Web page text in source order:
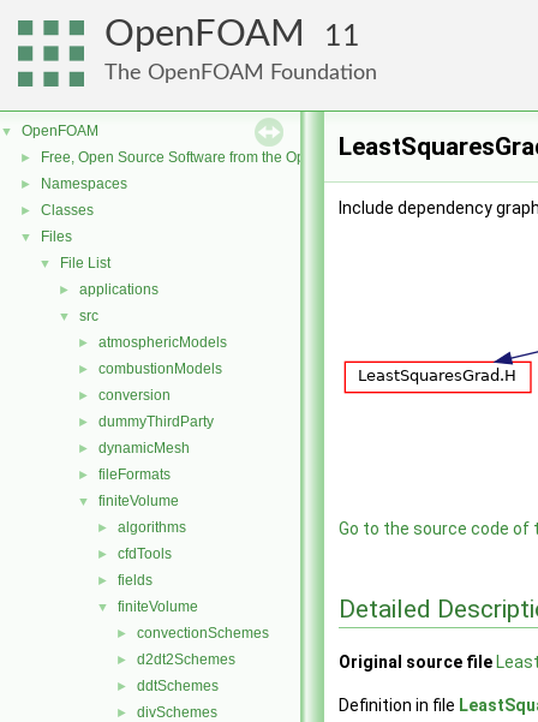
OpenFOAM 11
The OpenFOAM Foundation
▼ OpenFOAM
► Free, Open Source Software from the OpenFOAM Foundation
► Namespaces
► Classes
▼ Files
▼ File List
► applications
▼ src
► atmosphericModels
► combustionModels
► conversion
► dummyThirdParty
► dynamicMesh
► fileFormats
▼ finiteVolume
► algorithms
► cfdTools
► fields
▼ finiteVolume
► convectionSchemes
► d2dt2Schemes
► ddtSchemes
► divSchemes
Include dependency
Go to the source code of
Detailed
Original source file
Definition in file